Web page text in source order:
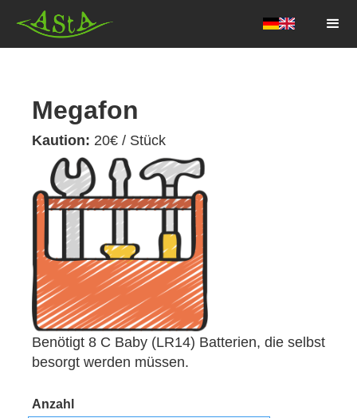
AStA HSF
Megafon
Kaution: 20€ / Stück
Benötigt 8 C Baby (LR14) Batterien, die selbst
besorgt werden müssen.
Anzahl